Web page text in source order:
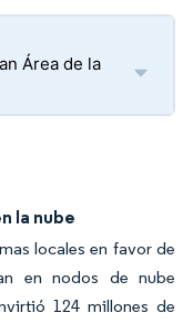
Área de la
la nube
locales en favor de
en nodos de nube
124 millones de